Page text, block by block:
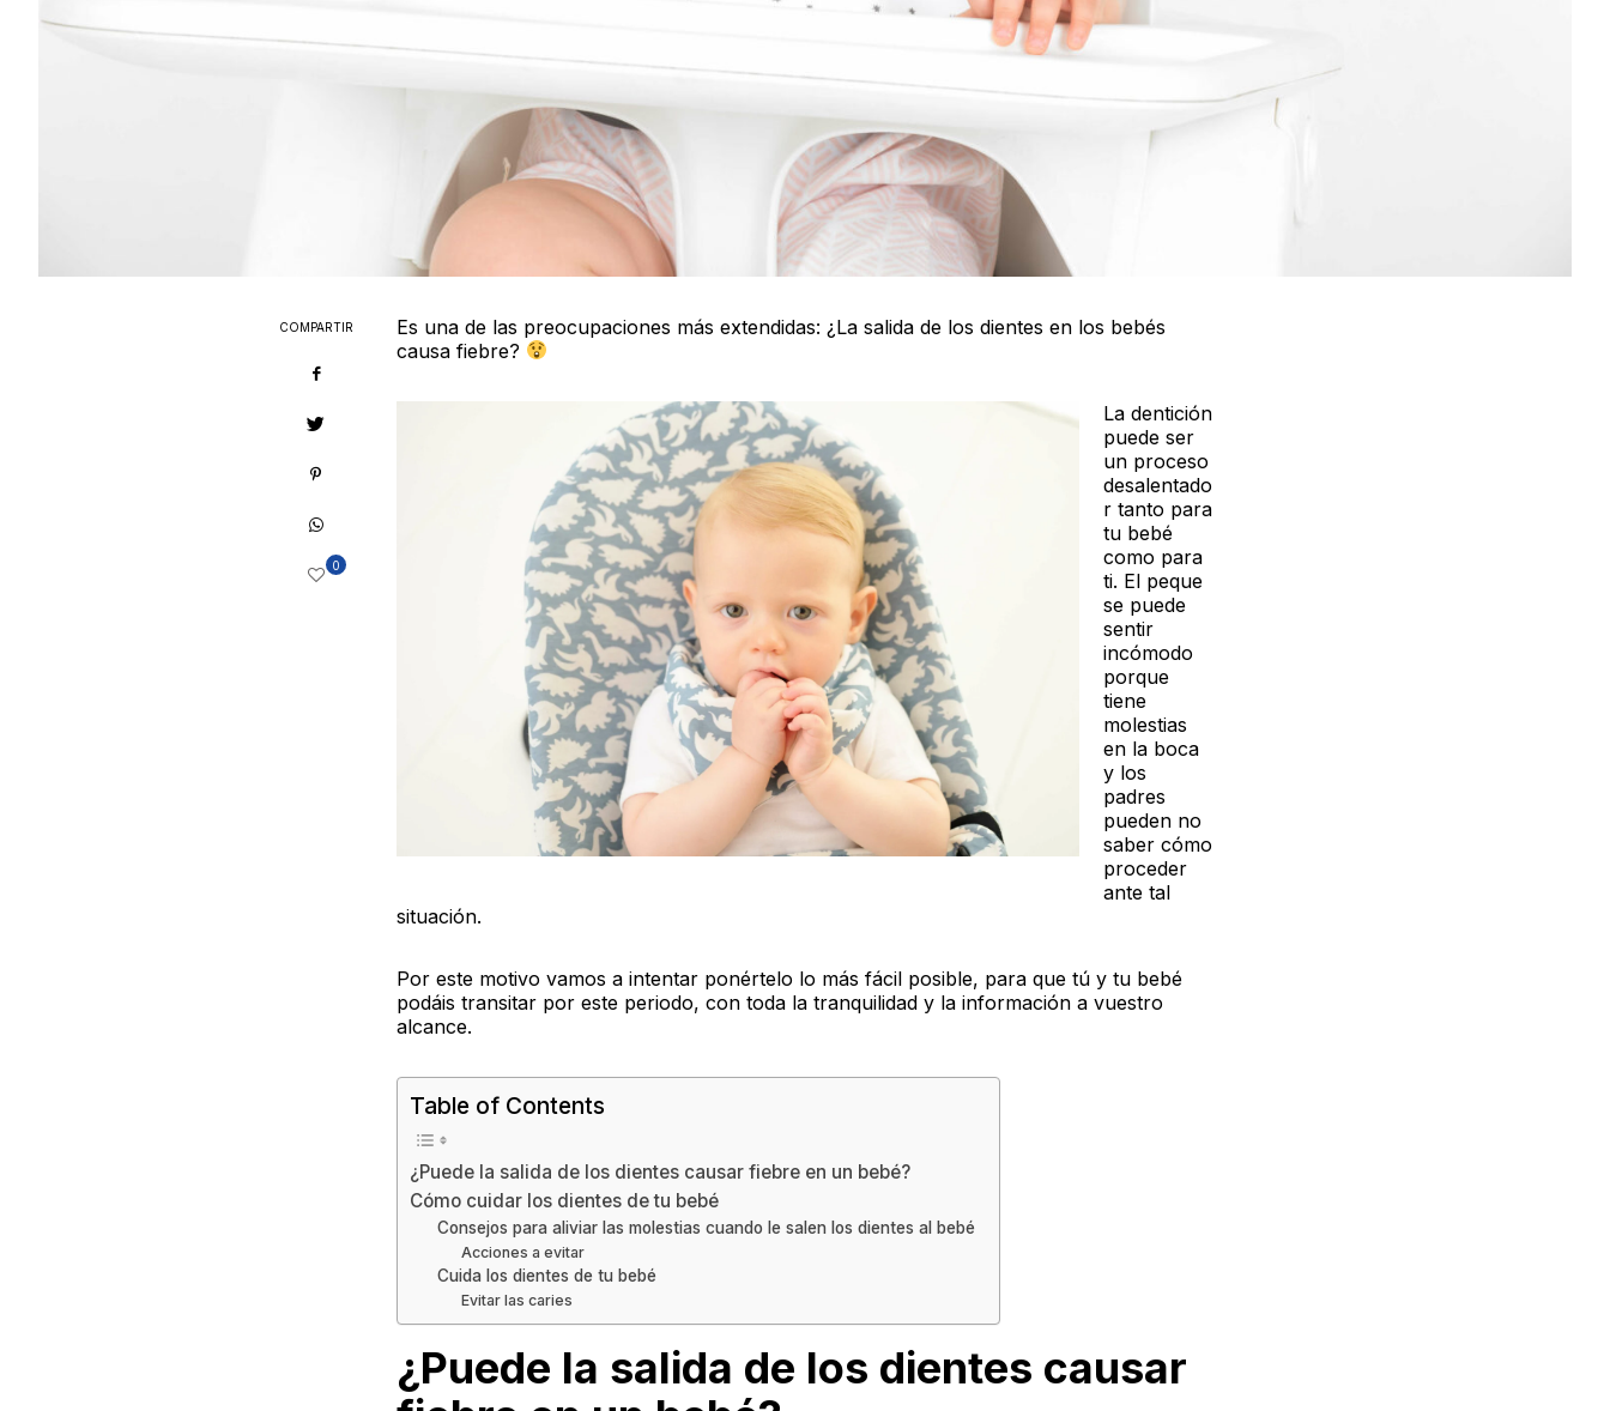
Es una de las preocupaciones más extendidas: ¿La salida de los dientes en los bebés
causa fiebre?
La dentición
puede ser
un proceso
desalentado
r tanto para
tu bebé
como para
ti. El peque
se puede
sentir
incómodo
porque
tiene
molestias
en la boca
y los
padres
pueden no
saber cómo
proceder
ante tal
situación.
Por este motivo vamos a intentar ponértelo lo más fácil posible, para que tú y tu bebé
podáis transitar por este periodo, con toda la tranquilidad y la información a vuestro
alcance.
Table of Contents
¿Puede la salida de los dientes causar fiebre en un bebé?
Cómo cuidar los dientes de tu bebé
Consejos para aliviar las molestias cuando le salen los dientes al bebé
Acciones a evitar
Cuida los dientes de tu bebé
Evitar las caries
¿Puede la salida de los dientes causar
COMPARTIR
0